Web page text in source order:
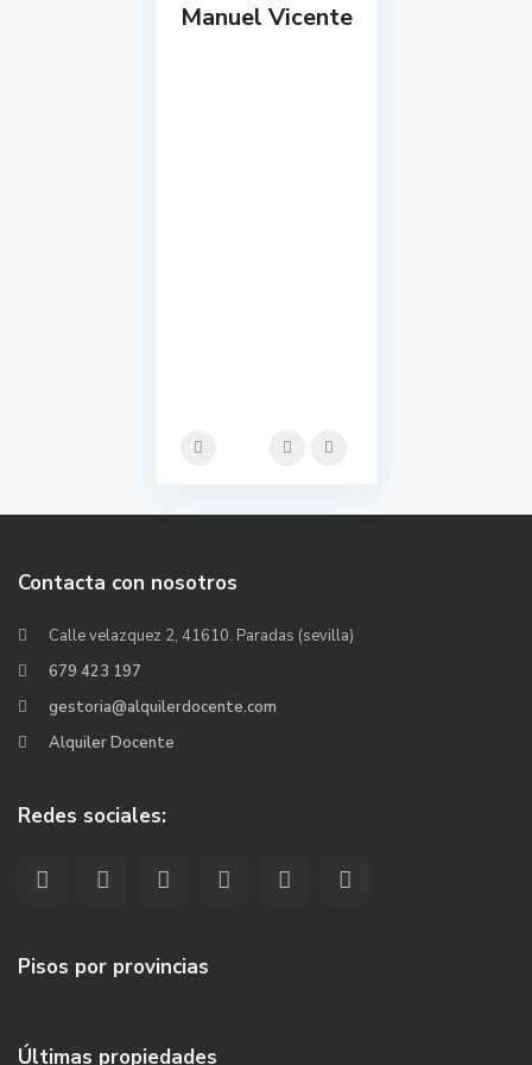
Manuel Vicente
Contacta con nosotros
Calle velazquez 2, 41610. Paradas (sevilla)
679 423 197
gestoria@alquilerdocente.com
Alquiler Docente
Redes sociales:
Pisos por provincias
Últimas propiedades